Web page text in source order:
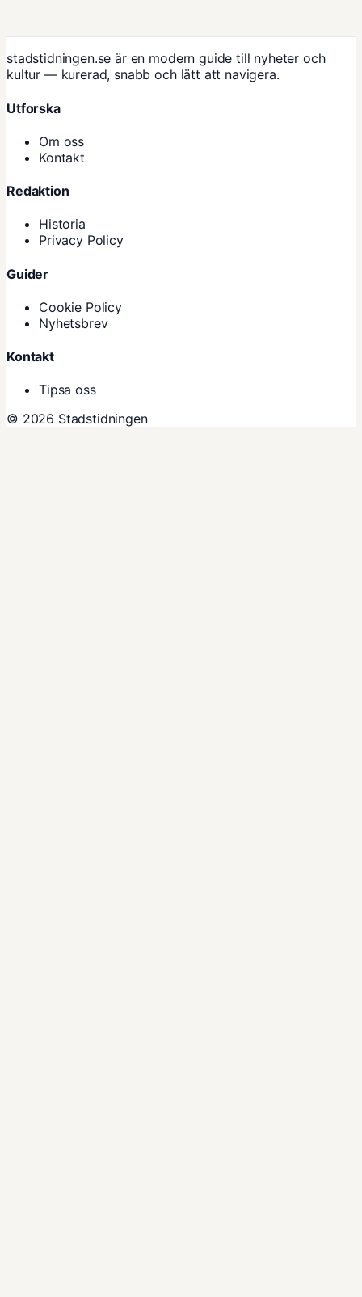
stadstidningen.se är en modern guide till nyheter och
kultur — kurerad, snabb och lätt att navigera.
Utforska
Om oss
Kontakt
Redaktion
Historia
Privacy Policy
Guider
Cookie Policy
Nyhetsbrev
Kontakt
Tipsa oss
© 2026 Stadstidningen